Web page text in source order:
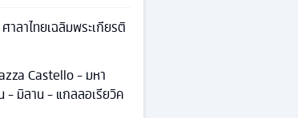
ลาไทยเฉลิมพระเกียรติ
Castello - มหา
- มิลาน - แกลลอเรียวิค